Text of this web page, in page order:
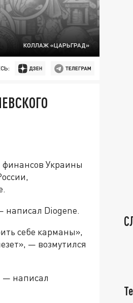
КОЛЛАЖ «ЦАРЬГРАД»
финансов Украины
написал Diogene.
себе карманы»,
— возмутился
— написал